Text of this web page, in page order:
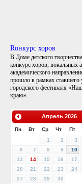
Rонкурс хоров
В Доме детского
конкурс хоров, вокальных
академического
прошло в рамках
городского фестиваля
краю».
Апрель 2026
Пн Вт Ср Чт Пт
1
2 3
6
7 8 9 10
13
14 15 16 17
20
21 22 23 24
27
28 29 30